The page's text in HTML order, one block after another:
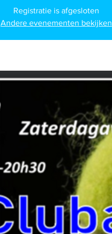
Registratie is afgesloten
Andere evenementen bekijken